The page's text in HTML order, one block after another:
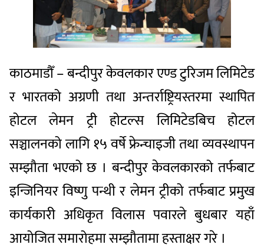
काठमाडौँ – बन्दीपुर केवलकार एण्ड टुरिजम लिमिटेड
र भारतको अग्रणी तथा अन्तर्राष्ट्रियस्तरमा स्थापित
होटल लेमन ट्री होटल्स लिमिटेडबिच होटल
सञ्चालनको लागि १५ वर्षे फ्रेन्चाइजी तथा व्यवस्थापन
सम्झौता भएको छ । बन्दीपुर केवलकारको तर्फबाट
इन्जिनियर विष्णु पन्थी र लेमन ट्रीको तर्फबाट प्रमुख
कार्यकारी अधिकृत विलास पवारले बुधबार यहाँ
आयोजित समारोहमा सम्झौतामा हस्ताक्षर गरे ।